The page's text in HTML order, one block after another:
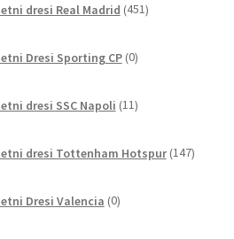
dresi Real Madrid 451izdelkov
Dresi Sporting CP 0izdelkov
dresi SSC Napoli 11izdelkov
dresi Tottenham Hotspur 147
Dresi Valencia 0izdelkov